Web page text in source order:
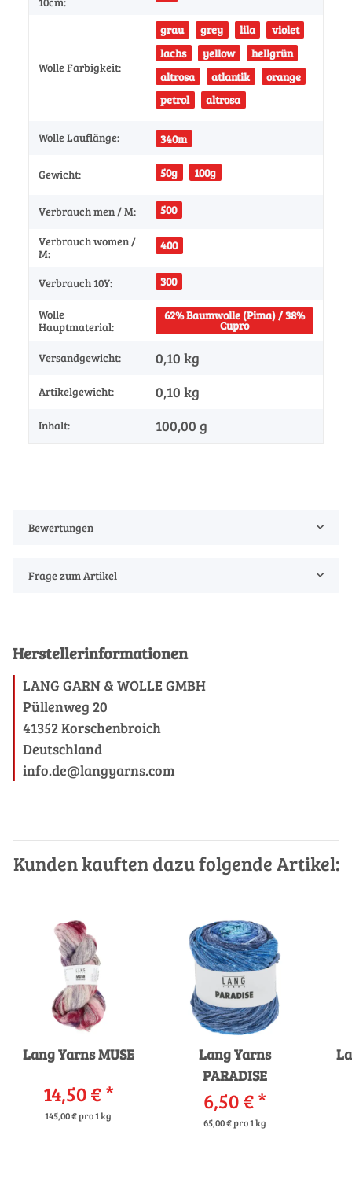
Wolle Farbigkeit:
grau grey lila
violet
lachs
yellow
hellgrün
altrosa
atlantik
orange
petrol
altrosa
Wolle Lauflänge: 340m
Gewicht: 50g 100g
Verbrauch men / M: 500
Verbrauch women /
M:
400
Verbrauch 10Y: 300
Wolle
Hauptmaterial:
62% Baumwolle (Pima) / 38%
Cupro
Versandgewicht: 0,10 kg
Artikelgewicht: 0,10 kg
Inhalt: 100,00 g
Bewertungen
Frage zum Artikel
Herstellerinformationen
LANG GARN & WOLLE GMBH
Püllenweg 20
41352 Korschenbroich
Deutschland
info.de@langyarns.com
Kunden kauften dazu folgende Artikel:
Lang Yarns MUSE
14,50 €*
145,00 € pro 1 kg
Lang Yarns
PARADISE
6,50 €*
65,00 € pro 1 kg